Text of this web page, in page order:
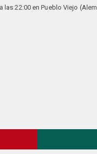
las 22:00 en Pueblo Viejo (Alem